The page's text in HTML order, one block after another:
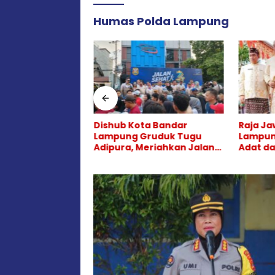
Humas Polda Lampung
Dishub Kota Bandar
Lampung Gruduk Tugu
Adipura, Meriahkan Jalan
Raja
Adat